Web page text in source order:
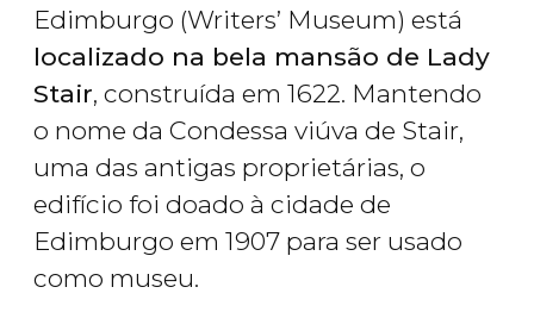
Edimburgo (Writers’ Museum) está
localizado na bela mansão de Lady
Stair, construída em 1622. Mantendo
o nome da Condessa viúva de Stair,
uma das antigas proprietárias, o
edifício foi doado à cidade de
Edimburgo em 1907 para ser usado
como museu.